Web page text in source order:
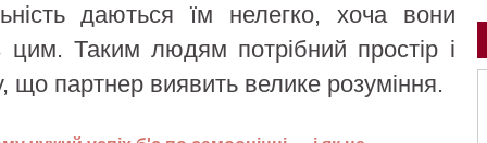
даються їм нелегко, хоча вони
цим. Таким людям потрібний простір і
що партнер виявить велике розуміння.